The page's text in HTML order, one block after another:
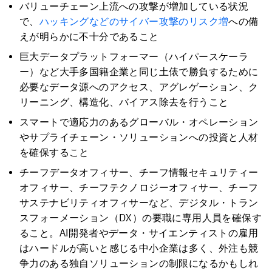
バリューチェーン上流への攻撃が増加している状況
で、 ハッキングなどのサイバー攻撃のリスク増への備
えが明らかに不十分であること
巨大データプラットフォーマー（ハイパースケーラ
ー）など大手多国籍企業と同じ土俵で勝負するために
必要なデータ源へのアクセス、アグレゲーション、ク
リーニング、構造化、バイアス除去を行うこと
スマートで適応力のあるグローバル・オペレーション
やサプライチェーン・ソリューションへの投資と人材
を確保すること
チーフデータオフィサー、チーフ情報セキュリティー
オフィサー、チーフテクノロジーオフィサー、チーフ
サステナビリティオフィサーなど、デジタル・トラン
スフォーメーション（DX）の要職に専用人員を確保す
ること。AI開発者やデータ・サイエンティストの雇用
はハードルが高いと感じる中小企業は多く、外注も競
争力のある独自ソリューションの制限になるかもしれ